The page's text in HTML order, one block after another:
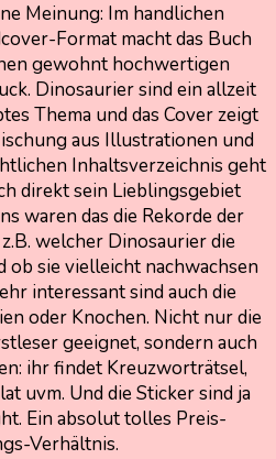
Meinung: Im handlichen
Format macht das Buch
gewohnt hochwertigen
Dinosaurier sind ein allzeit
Thema und das Cover zeigt
aus Illustrationen und
Inhaltsverzeichnis geht
direkt sein Lieblingsgebiet
waren das die Rekorde der
welcher Dinosaurier die
ob sie vielleicht nachwachsen
interessant sind auch die
oder Knochen. Nicht nur die
geeignet, sondern auch
ihr findet Kreuzworträtsel,
uvm. Und die Sticker sind ja
Ein absolut tolles Preis-
Verhältnis.